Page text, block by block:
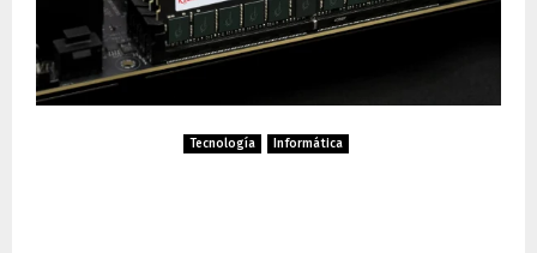
Tecnología Informática